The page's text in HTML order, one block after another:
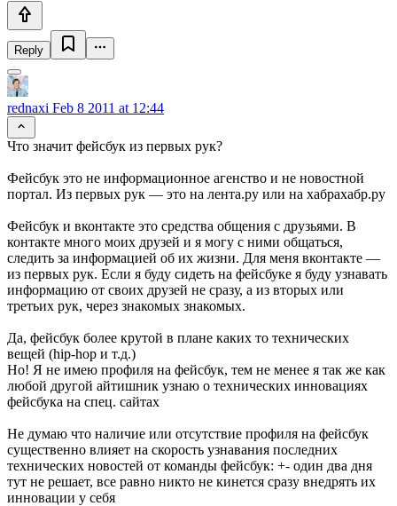
Reply
rednaxi Feb 8 2011 at 12:44
Что значит фейсбук из первых рук?
Фейсбук это не информационное агенство и не новостной
портал. Из первых рук — это на лента.ру или на хабрахабр.ру
Фейсбук и вконтакте это средства общения с друзьями. В
контакте много моих друзей и я могу с ними общаться,
следить за информацией об их жизни. Для меня вконтакте —
из первых рук. Если я буду сидеть на фейсбуке я буду узнавать
информацию от своих друзей не сразу, а из вторых или
третьих рук, через знакомых знакомых.
Да, фейсбук более крутой в плане каких то технических
вещей (hip-hop и т.д.)
Но! Я не имею профиля на фейсбук, тем не менее я так же как
любой другой айтишник узнаю о технических инновациях
фейсбука на спец. сайтах
Не думаю что наличие или отсутствие профиля на фейсбук
существенно влияет на скорость узнавания последних
технических новостей от команды фейсбук: +- один два дня
тут не решает, все равно никто не кинется сразу внедрять их
инновации у себя